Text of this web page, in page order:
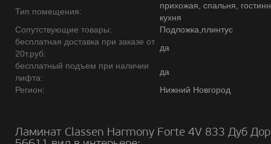
Тип помещения:
прихожая, спальня,
кухня
Сопутствующие товары:
Подложка,плинтус
бесплатная доставка при заказе от
20т.руб:
да
бесплатный подъем при наличии
лифта:
да
Регион:
Нижний Новгород
Ламинат Classen Harmony Forte 4V 833 Дуб